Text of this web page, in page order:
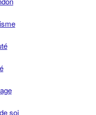
soi